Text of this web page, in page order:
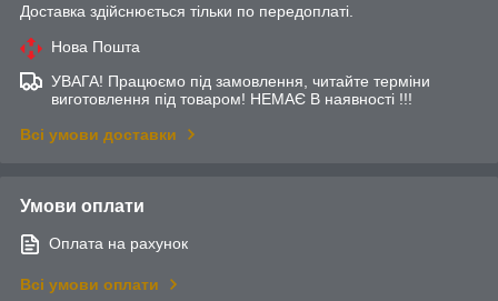
Доставка здійснюється тільки по передоплаті.
Нова Пошта
УВАГА! Працюємо під замовлення, читайте терміни
виготовлення під товаром! НЕМАЄ В наявності !!!
Всі умови доставки
Умови оплати
Оплата на рахунок
Всі умови оплати